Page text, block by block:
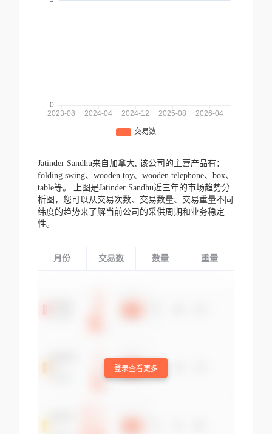
Jatinder Sandhu来自加拿大, 该公司的主营产品有：
folding swing、wooden toy、wooden telephone、box、
table等。
上图是Jatinder Sandhu近三年的市场趋势分
析图，您可以从交易次数、交易数量、交易重量不同
纬度的趋势来了解当前公司的采供周期和业务稳定
性。
月份 交易数 数量 重量
登录查看更多